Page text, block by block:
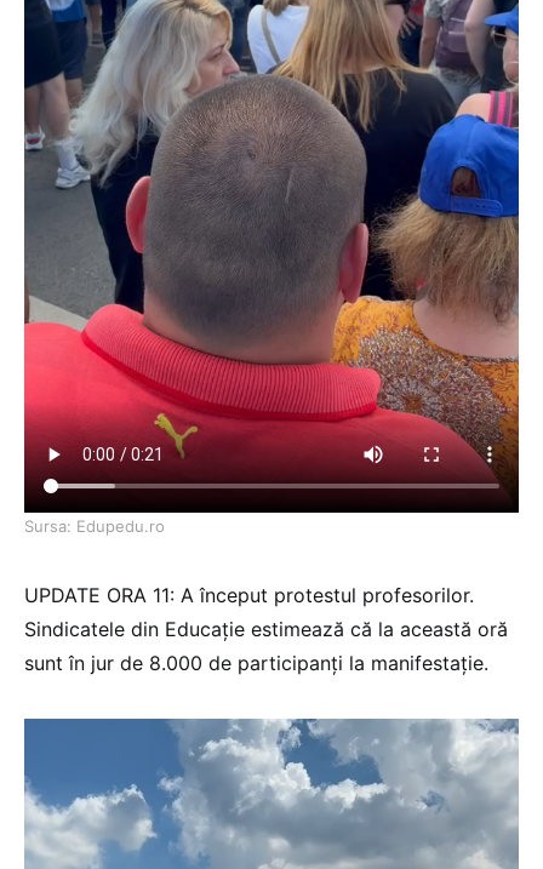
Sursa: Edupedu.ro
UPDATE ORA 11: A început protestul profesorilor.
Sindicatele din Educație estimează că la această oră
sunt în jur de 8.000 de participanți la manifestație.